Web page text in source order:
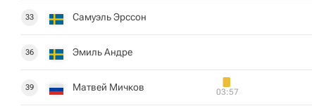
33 Самуэль Эрссон
36 Эмиль Андре
39 Матвей Мичков 03:57